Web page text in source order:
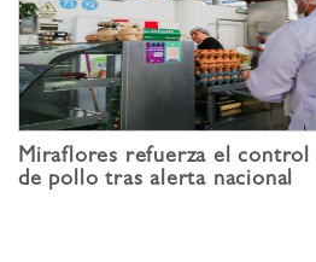
Miraflores refuerza el control
de pollo tras alerta nacional